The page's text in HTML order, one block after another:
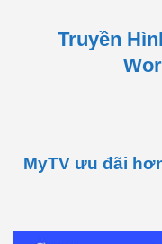
Truyền
MyTV ưu đãi